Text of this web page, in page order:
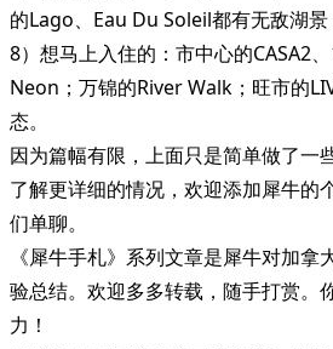
的Lago、Eau Du Soleil都有无敌湖景
8）想马上入住的：市中心的CASA2
Neon；万锦的River Walk；旺市的
态。
因为篇幅有限，上面只是简单做了一
了解更详细的情况，欢迎添加犀牛的
们单聊。
《犀牛手札》系列文章是犀牛对加
验总结。欢迎多多转载，随手打赏。
力！